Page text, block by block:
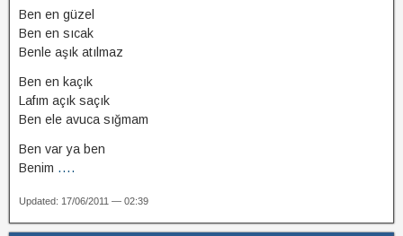
Ben en güzel
Ben en sıcak
Benle aşık atılmaz
Ben en kaçık
Lafım açık saçık
Ben ele avuca sığmam
Ben var ya ben
Benim ....
Updated: 17/06/2011 — 02:39